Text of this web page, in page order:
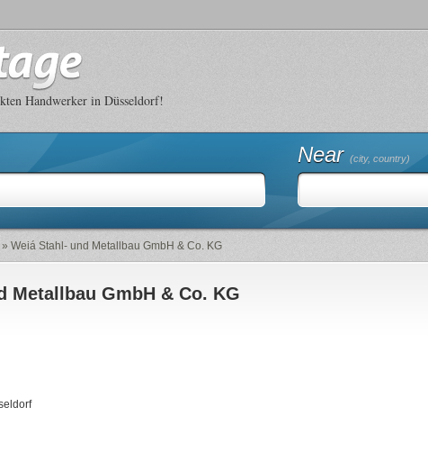
Handwerker in Düsseldorf!
Near (city, country)
» Weiá Stahl- und Metallbau GmbH & Co. KG
Metallbau GmbH & Co. KG